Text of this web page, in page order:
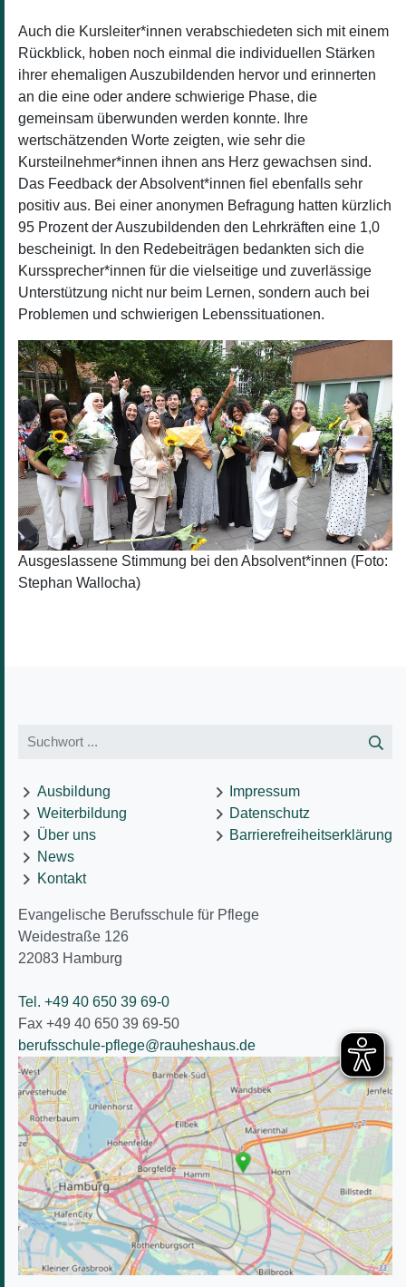
Auch die Kursleiter*innen verabschiedeten sich mit einem
Rückblick, hoben noch einmal die individuellen Stärken
ihrer ehemaligen Auszubildenden hervor und erinnerten
an die eine oder andere schwierige Phase, die
gemeinsam überwunden werden konnte. Ihre
wertschätzenden Worte zeigten, wie sehr die
Kursteilnehmer*innen ihnen ans Herz gewachsen sind.
Das Feedback der Absolvent*innen fiel ebenfalls sehr
positiv aus. Bei einer anonymen Befragung hatten kürzlich
95 Prozent der Auszubildenden den Lehrkräften eine 1,0
bescheinigt. In den Redebeiträgen bedankten sich die
Kurssprecher*innen für die vielseitige und zuverlässige
Unterstützung nicht nur beim Lernen, sondern auch bei
Problemen und schwierigen Lebenssituationen.
Ausgeslassene Stimmung bei den Absolvent*innen (Foto:
Stephan Wallocha)
Ausbildung
Weiterbildung
Über uns
News
Kontakt
Impressum
Datenschutz
Barrierefreiheitserklärung
Evangelische Berufsschule für Pflege
Weidestraße 126
22083 Hamburg
Tel. +49 40 650 39 69-0
Fax +49 40 650 39 69-50
berufsschule-pflege@rauheshaus.de